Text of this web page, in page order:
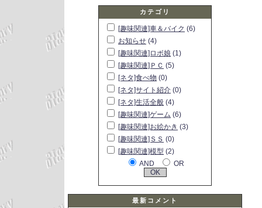
カテゴリ
[趣味関連]車＆バイク (6)
お知らせ (4)
[趣味関連]ロボ娘 (1)
[趣味関連]ＰＣ (5)
[ネタ]食べ物 (0)
[ネタ]サイト紹介 (0)
[ネタ]生活全般 (4)
[趣味関連]ゲーム (6)
[趣味関連]お絵かき (3)
[趣味関連]ＳＳ (0)
[趣味関連]模型 (2)
AND
OR
最新コメント